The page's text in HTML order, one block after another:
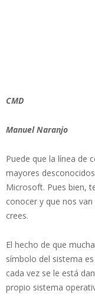
CMD
Manuel Naranjo
Puede que la línea de
mayores
Microsoft. Pues bien,
conocer y que nos
crees.
El hecho de que
símbolo del sistema
cada vez se le está
propio sistema